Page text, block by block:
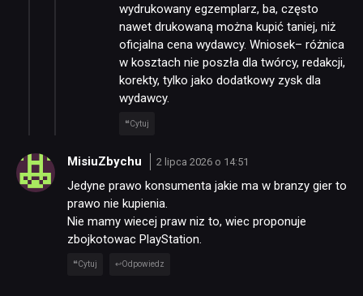
wydrukowany egzemplarz, ba, często
nawet drukowaną można kupić taniej, niż
oficjalna cena wydawcy. Wniosek– różnica
w kosztach nie poszła dla twórcy, redakcji,
korekty, tylko jako dodatkowy zysk dla
wydawcy.
Cytuj
MisiuZbychu 2 lipca 2026 o 14:51
Jedyne prawo konsumenta jakie ma w branzy gier to
prawo nie kupienia.
Nie mamy wiecej praw niz to, wiec proponuje
zbojkotowac PlayStation.
Cytuj Odpowiedz